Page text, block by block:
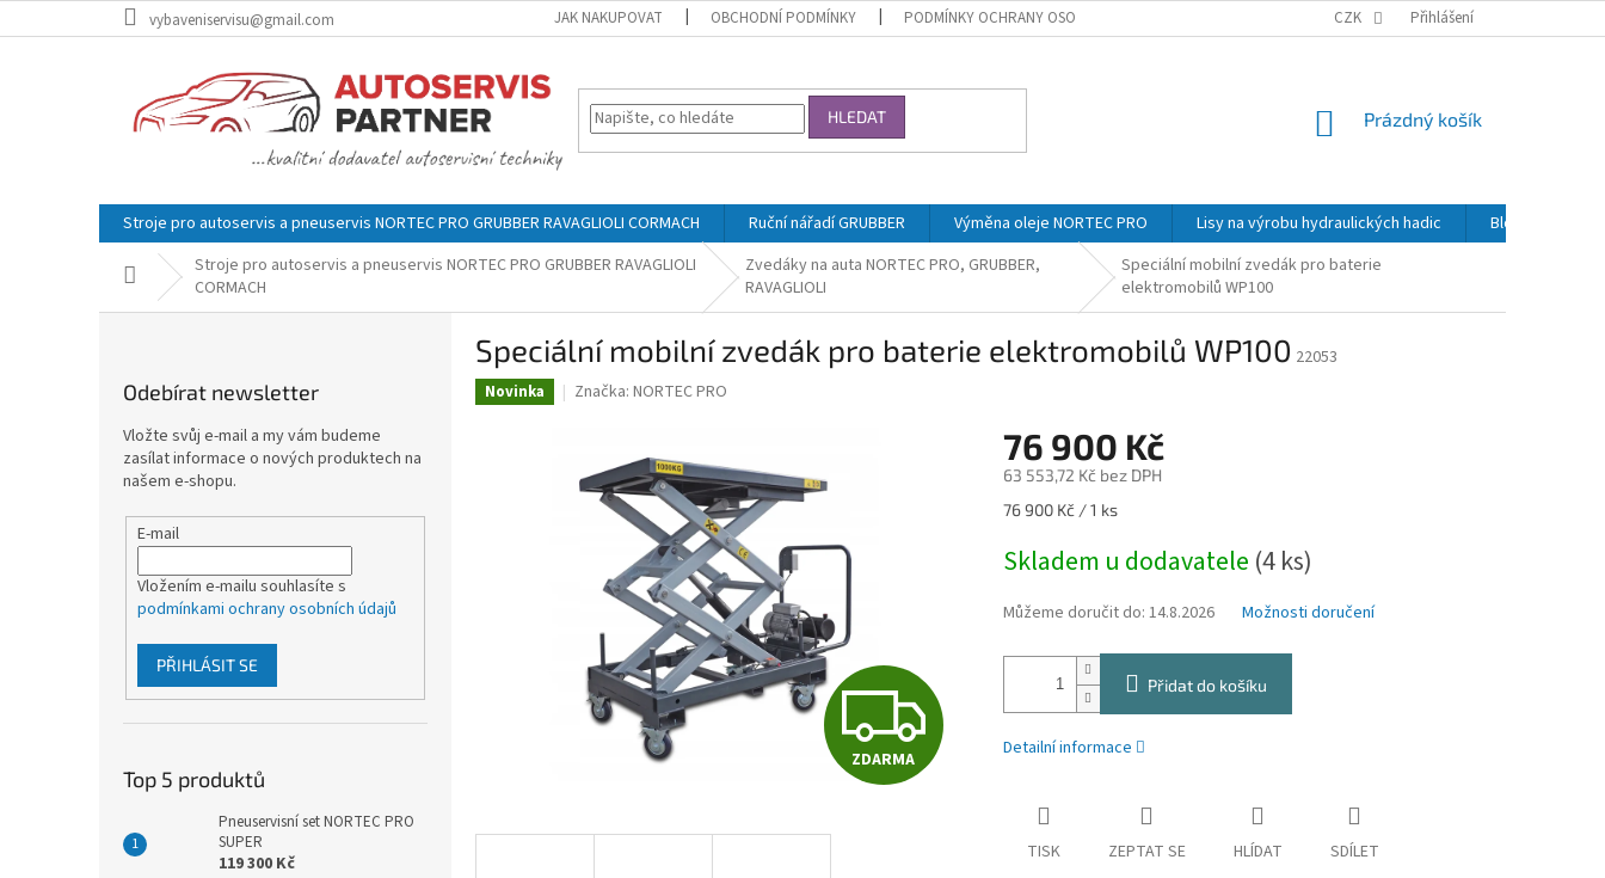
na
vybaveniservisu@gmail.com JAK NAKUPOVAT OBCHODNÍ PODMÍNKY PODMÍNKY OCHRANY OSOBNÍCH ÚDAJŮ KONTAKTY NAŠÍ SPOLEČNOSTI
CZK Přihlášení
HLEDAT
NÁKUPNÍ
Prázdný košík
Stroje pro autoservis a pneuservis NORTEC PRO GRUBBER RAVAGLIOLI CORMACH Ruční nářadí GRUBBER Výměna oleje NORTEC PRO Lisy na výrobu hydraulických hadic Blog
Domů Stroje pro autoservis a pneuservis NORTEC PRO GRUBBER RAVAGLIOLI
CORMACH
Zvedáky na auta NORTEC PRO, GRUBBER,
RAVAGLIOLI
Speciální mobilní zvedák pro baterie
elektromobilů WP100
Odebírat newsletter
Vložte svůj e-mail a my vám budeme
zasílat informace o nových produktech na
našem e-shopu.
E-mail
Vložením e-mailu souhlasíte s
podmínkami ochrany osobních údajů
PŘIHLÁSIT SE
Top 5 produktů
Pneuservisní set NORTEC PRO
SUPER
119 300 Kč
Speciální mobilní zvedák pro baterie elektromobilů WP100 22053
Novinka Značka: NORTEC PRO
Z
D
ZDARMA
76 900 Kč
63 553,72 Kč bez DPH
Měrná
76 900 Kč / 1 ks
Skladem u dodavatele (4 ks)
Můžeme doručit do: 14.8.2026 Možnosti doručení
Přidat do košíku
Detailní informace
TISK ZEPTAT SE HLÍDAT SDÍLET